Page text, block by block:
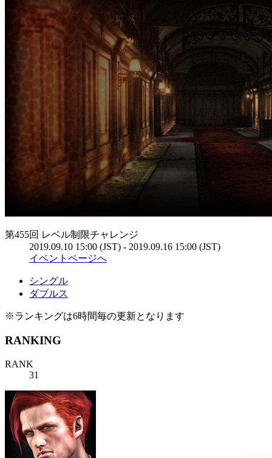
第455回 レベル制限チャレンジ
2019.09.10 15:00 (JST) - 2019.09.16 15:00 (JST)
イベントページへ
シングル
ダブルス
※ランキングは6時間毎の更新となります
RANKING
RANK
31